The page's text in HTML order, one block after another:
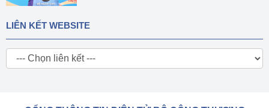
LIÊN KẾT WEBSITE